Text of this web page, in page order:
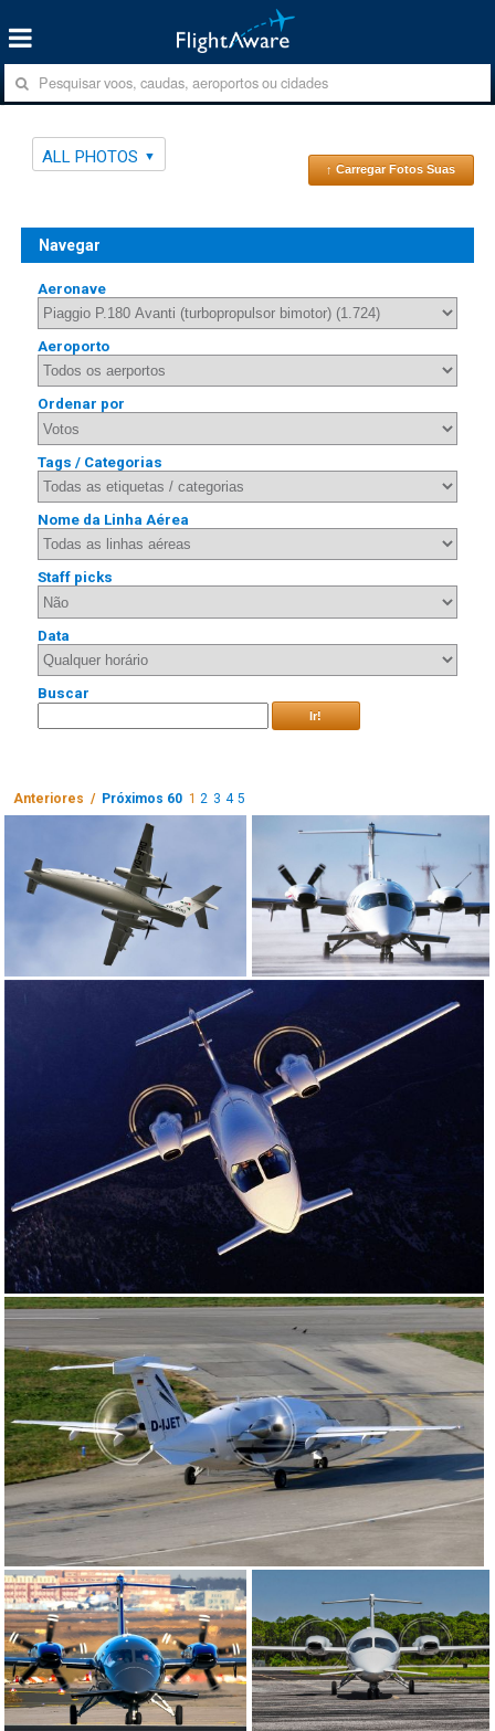
ALL PHOTOS
↑ Carregar Fotos Suas
Navegar
Aeronave
Aeroporto
Ordenar por
Tags / Categorias
Nome da Linha Aérea
Staff picks
Data
Buscar
Ir!
Anteriores / Próximos 60 1 2 3 4 5